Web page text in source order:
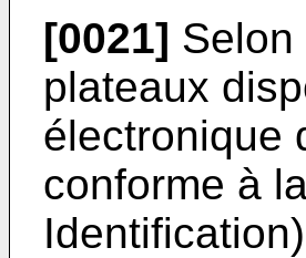
[0021]
plateaux
électronique
conforme à
Identification)